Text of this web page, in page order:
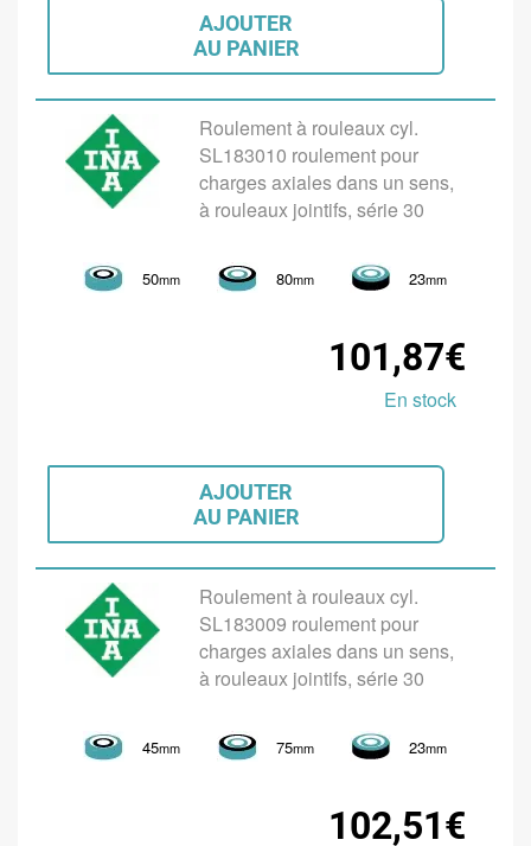
AJOUTER
AU PANIER
Roulement à rouleaux cyl.
SL183010 roulement pour
charges axiales dans un sens,
à rouleaux jointifs, série 30
50mm 80mm 23mm
101,87€
En stock
AJOUTER
AU PANIER
Roulement à rouleaux cyl.
SL183009 roulement pour
charges axiales dans un sens,
à rouleaux jointifs, série 30
45mm 75mm 23mm
102,51€